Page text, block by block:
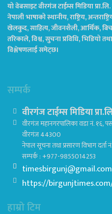
यो वेबसाइट वीरगंज टाईम्स मिडिया
नेपाली भाषाको स्थानीय, राष्ट्रिय,
खेलकुद, साहित्य, जीवनशैली, आर्थिक,
तरिकाले, विश्व, सुचना प्रविधि, भिडियो
विश्लेषणलाई समेट्छ।
सम्पर्क
वीरगंज टाईम्स मिडिया
वीरगंज महानगरपालिका वडा नं. १६,
वीरगंज 44300
नेपाल सूचना तथा प्रसारण विभाग
सम्पर्क : +977-9855014253
timesbirgunj@gmail.com
https://
हाम्रो टिम